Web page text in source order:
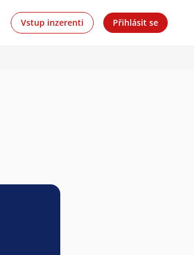
Vstup inzerenti Přihlásit se